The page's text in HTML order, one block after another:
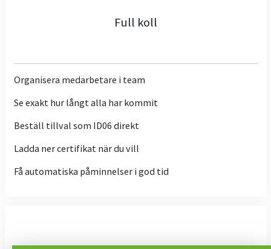
Full koll
Organisera medarbetare i team
Se exakt hur långt alla har kommit
Beställ tillval som ID06 direkt
Ladda ner certifikat när du vill
Få automatiska påminnelser i god tid